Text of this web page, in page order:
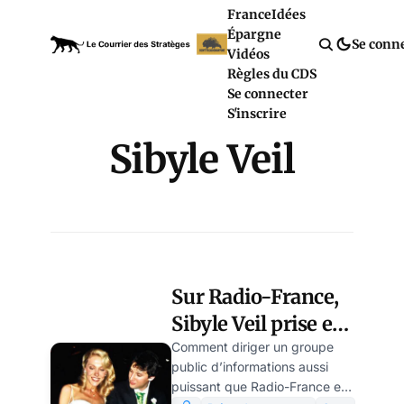
FranceIdées
Épargne
Vidéos
Règles du CDS
Se connecter
S'inscrire
Se
Sibyle Veil
Sur Radio-France,
Sibyle Veil prise en
flagrant délit de
conflit d’intérêts
Comment diriger un groupe
public d’informations aussi
puissant que Radio-France en